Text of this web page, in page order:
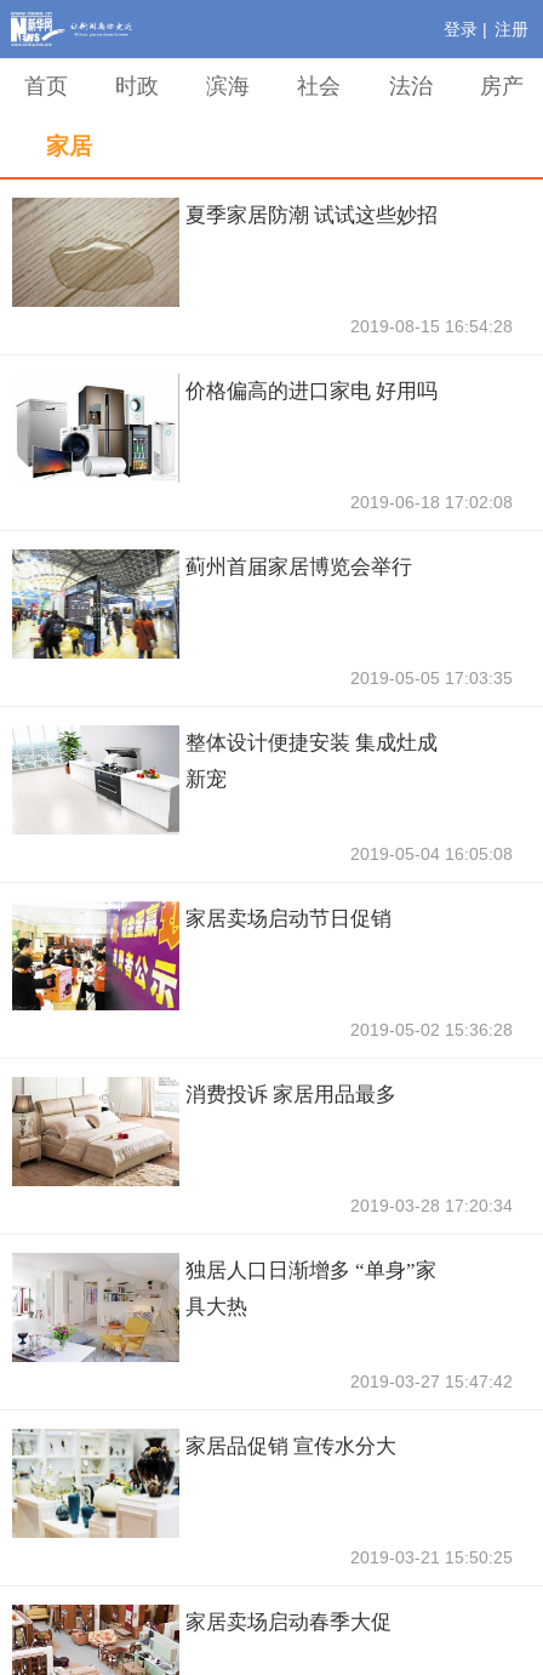
登录 | 注册
首页 时政 滨海 社会 法治 房产
家居
夏季家居防潮 试试这些妙招
2019-08-15 16:54:28
价格偏高的进口家电 好用吗
2019-06-18 17:02:08
蓟州首届家居博览会举行
2019-05-05 17:03:35
整体设计便捷安装 集成灶成
新宠
2019-05-04 16:05:08
家居卖场启动节日促销
2019-05-02 15:36:28
消费投诉 家居用品最多
2019-03-28 17:20:34
独居人口日渐增多 “单身”家
具大热
2019-03-27 15:47:42
家居品促销 宣传水分大
2019-03-21 15:50:25
家居卖场启动春季大促